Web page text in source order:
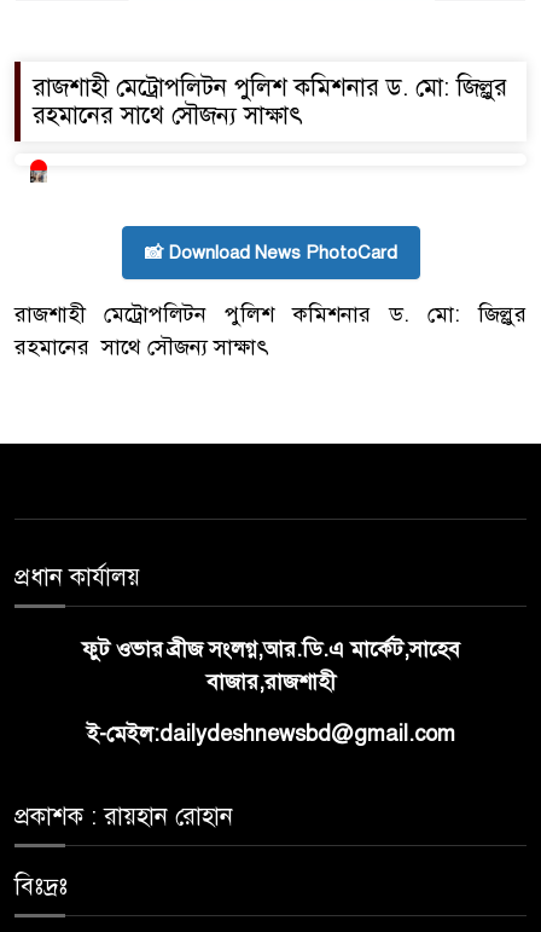
রাজশাহী মেট্রোপলিটন পুলিশ কমিশনার ড. মো: জিল্লুর
রহমানের সাথে সৌজন্য সাক্ষাৎ
📸 Download News PhotoCard
রাজশাহী মেট্রোপলিটন পুলিশ কমিশনার ড. মো: জিল্লুর
রহমানের সাথে সৌজন্য সাক্ষাৎ
প্রধান কার্যালয়
ফুট ওভার ব্রীজ সংলগ্ন,আর.ডি.এ মার্কেট,সাহেব
বাজার,রাজশাহী
ই-মেইল:dailydeshnewsbd@gmail.com
প্রকাশক : রায়হান রোহান
বিঃদ্রঃ